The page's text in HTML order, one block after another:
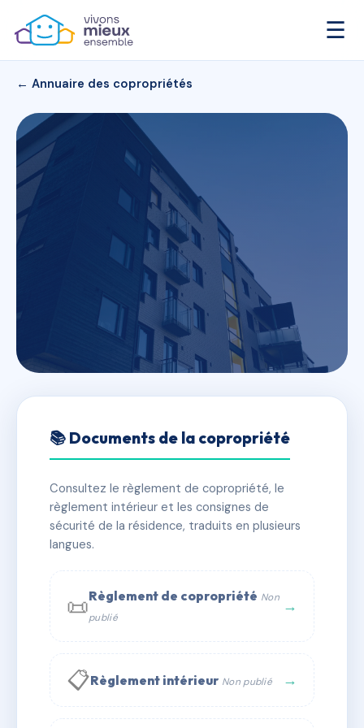
☰
← Annuaire des copropriétés
SDC 148 R ARISTIDE BRIAND
✓ Immatriculée 🏠 78 lots 🏗 1 bâtiment(s)
📞 Contacter Syndic Digital
📚 Documents de la copropriété
Consultez le règlement de copropriété, le
règlement intérieur et les consignes de
sécurité de la résidence, traduits en plusieurs
langues.
📜Règlement de copropriété Non
publié
→
📋Règlement intérieur Non publié →